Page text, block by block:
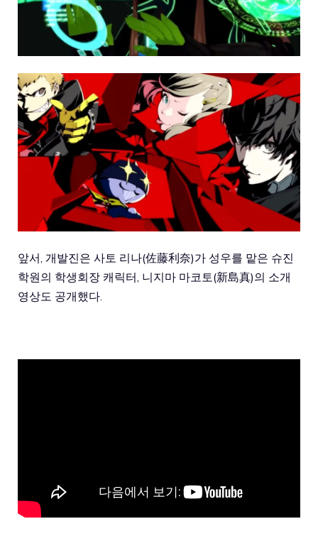
앞서, 개발진은 사토 리나(佐藤利奈)가 성우를 맡은 슈진
학원의 학생회장 캐릭터, 니지마 마코토(新島真)의 소개
영상도 공개했다.